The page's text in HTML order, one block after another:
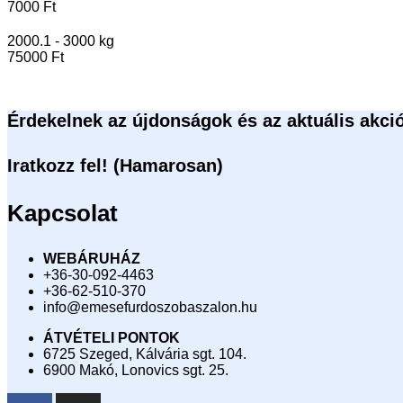
7000 Ft
2000.1 - 3000 kg
75000 Ft
Érdekelnek az újdonságok és az aktuális
Iratkozz fel! (Hamarosan)
Kapcsolat
WEBÁRUHÁZ
+36-30-092-4463
+36-62-510-370
info@emesefurdoszobaszalon.hu
ÁTVÉTELI PONTOK
6725 Szeged, Kálvária sgt. 104.​
6900 Makó, Lonovics sgt. 25.